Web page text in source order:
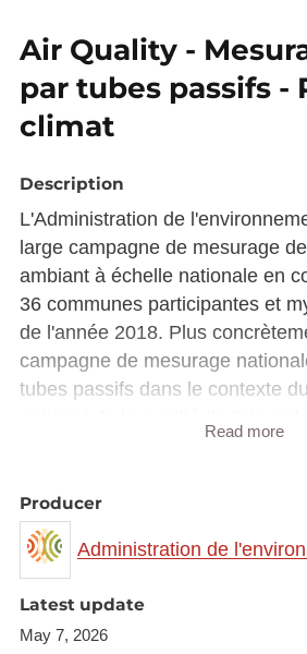
Air Quality -
par tubes passifs -
climat
Description
L'Administration de
large campagne de mesurage
ambiant à échelle nationale en
36 communes participantes et
de l'année 2018. Plus
campagne de mesurage
tubes passifs dans le contexte
qualité de l'air dans leur
motiver les communes de
leur qualité de l'air, ainsi de faire
communications futures.
Read more
Producer
Administration de
Latest update
May 7, 2026